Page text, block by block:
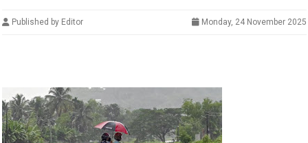
Published by Editor Monday, 24 November 2025